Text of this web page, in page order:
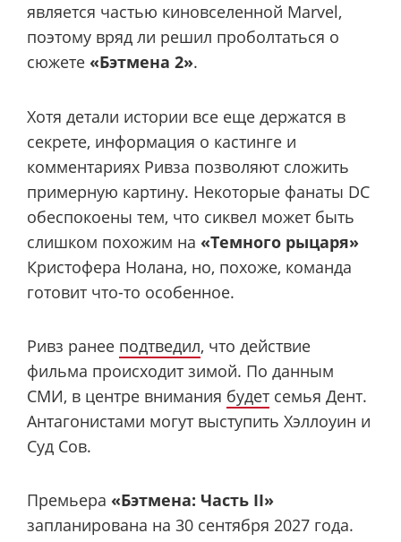
является частью киновселенной Marvel,
поэтому вряд ли решил проболтаться о
сюжете «Бэтмена 2».
Хотя детали истории все еще держатся в
секрете, информация о кастинге и
комментариях Ривза позволяют сложить
примерную картину. Некоторые фанаты DC
обеспокоены тем, что сиквел может быть
слишком похожим на «Темного рыцаря»
Кристофера Нолана, но, похоже, команда
готовит что-то особенное.
Ривз ранее подтведил, что действие
фильма происходит зимой. По данным
СМИ, в центре внимания будет семья Дент.
Антагонистами могут выступить Хэллоуин и
Суд Сов.
Премьера «Бэтмена: Часть II»
запланирована на 30 сентября 2027 года.